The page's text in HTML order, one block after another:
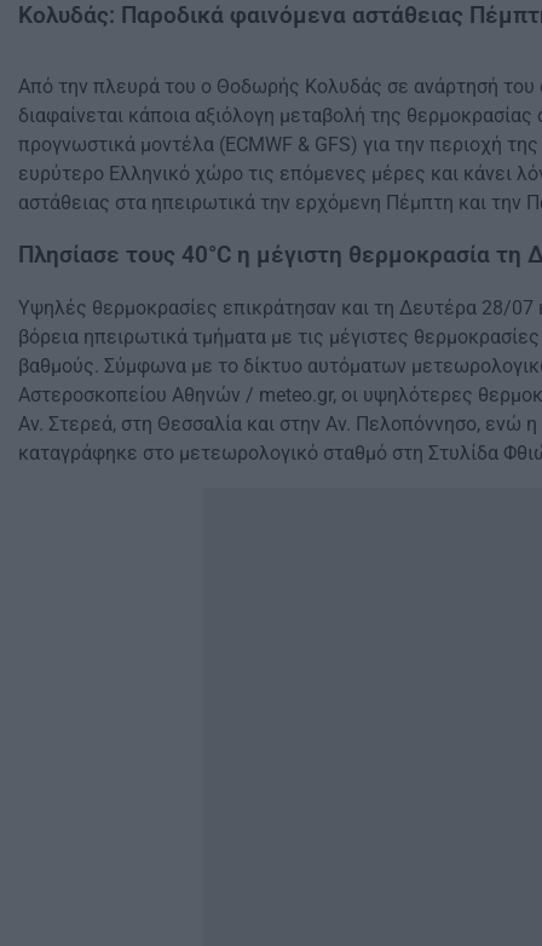
Κολυδάς: Παροδικά φαινόμενα αστάθειας
Από την πλευρά του ο Θοδωρής Κολυδάς σε ανάρτησή
διαφαίνεται κάποια αξιόλογη μεταβολή της
προγνωστικά μοντέλα (ECMWF & GFS) για την περιοχή
ευρύτερο Ελληνικό χώρο τις επόμενες μέρες και κάνει
αστάθειας στα ηπειρωτικά την ερχόμενη Πέμπτη και την
Πλησίασε τους 40°C η μέγιστη θερμοκρασία τη
Υψηλές θερμοκρασίες επικράτησαν και τη Δευτέρα 28/07
βόρεια ηπειρωτικά τμήματα με τις μέγιστες
βαθμούς. Σύμφωνα με το δίκτυο αυτόματων
Αστεροσκοπείου Αθηνών / meteo.gr, οι υψηλότερες
Αν. Στερεά, στη Θεσσαλία και στην Αν. Πελοπόννησο, ενώ
καταγράφηκε στο μετεωρολογικό σταθμό στη Στυλίδα